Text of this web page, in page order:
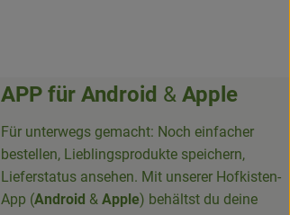
APP für Android & Apple
Für unterwegs gemacht: Noch einfacher
bestellen, Lieblingsprodukte speichern,
Lieferstatus ansehen. Mit unserer Hofkisten-
App (Android & Apple) behältst du deine